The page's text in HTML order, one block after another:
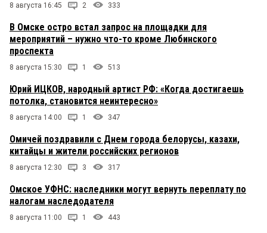
8 августа 16:45 2 333
В Омске остро встал запрос на площадки для
мероприятий – нужно что-то кроме Любинского
проспекта
8 августа 15:30 1 513
Юрий ИЦКОВ, народный артист РФ: «Когда достигаешь
потолка, становится неинтересно»
8 августа 14:00 1 347
Омичей поздравили с Днем города белорусы, казахи,
китайцы и жители российских регионов
8 августа 12:30 3 317
Омское УФНС: наследники могут вернуть переплату по
налогам наследодателя
8 августа 11:00 1 443